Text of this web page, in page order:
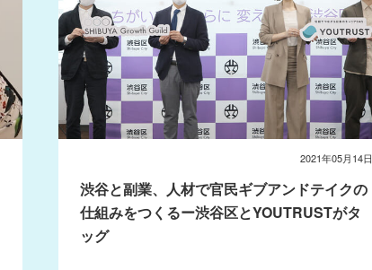
2021年05月14日
渋谷と副業、人材で官民ギブアンドテイクの
仕組みをつくるー渋谷区とYOUTRUSTがタ
ッグ